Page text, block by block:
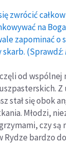
zwrócić
na
zapominać o
(Sprawdź:
od
Z
stał się obok
Młodzi,
czy są
Rydze bardzo